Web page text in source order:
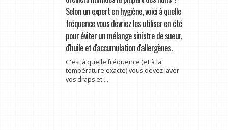
Selon un expert en hygiène, voici à quelle
fréquence vous devriez les utiliser en été
pour éviter un mélange sinistre de sueur,
d'huile et d'accumulation d'allergènes.
C'est à quelle fréquence (et à la
température exacte) vous devez laver
vos draps et ...